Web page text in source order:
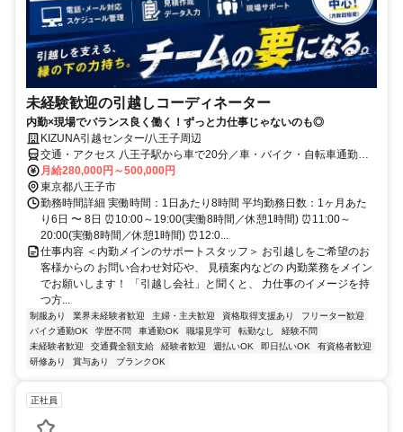
未経験歓迎の引越しコーディネーター
内勤×現場でバランス良く働く！ずっと力仕事じゃないのも◎
KIZUNA引越センター/八王子周辺
交通・アクセス 八王子駅から車で20分／車・バイク・自転車通勤可
能！
月給280,000円～500,000円
東京都八王子市
勤務時間詳細 実働時間：1日あたり8時間 平均勤務日数：1ヶ月あた
り6日 〜 8日 ⏰10:00～19:00(実働8時間／休憩1時間) ⏰11:00～
20:00(実働8時間／休憩1時間) ⏰12:0...
仕事内容 ＜内勤メインのサポートスタッフ＞ お引越しをご希望のお
客様からの お問い合わせ対応や、 見積案内などの 内勤業務をメイン
でお願いします！ 「引越し会社」と聞くと、 力仕事のイメージを持
つ方...
制服あり 業界未経験者歓迎 主婦・主夫歓迎 資格取得支援あり
フリーター歓迎
バイク通勤OK
学歴不問 車通勤OK 職場見学可 転勤なし
経験不問
未経験者歓迎
交通費全額支給 経験者歓迎 週払いOK 即日払いOK
有資格者歓迎
研修あり
賞与あり ブランクOK
正社員